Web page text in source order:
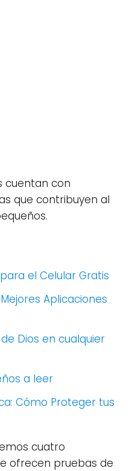
cuentan con
que contribuyen al
el Celular Gratis
Aplicaciones
Dios en cualquier
a leer
Cómo Proteger tus
cuatro
ofrecen pruebas de